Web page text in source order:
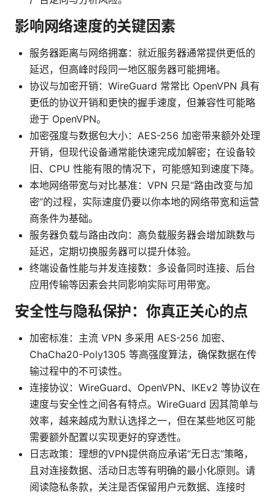
影响网络速度的关键因素
服务器距离与网络拥塞：就近服务器通常提供更低的
延迟，但高峰时段同一地区服务器可能拥堵。
协议与加密开销：WireGuard 常常比 OpenVPN 具有
更低的协议开销和更快的握手速度，但兼容性可能略
逊于 OpenVPN。
加密强度与数据包大小：AES-256 加密带来额外处理
开销，但现代设备通常能快速完成加解密；在设备较
旧、CPU 性能有限的情况下，可能感知到速度下降。
本地网络带宽与对比基准：VPN 只是“路由改变与加
密”的过程，实际速度仍要以你本地的网络带宽和运营
商条件为基础。
服务器负载与路由改向：高负载服务器会增加跳数与
延迟，定期切换服务器可以提升体验。
终端设备性能与并发连接数：多设备同时连接、后台
应用传输等因素会共同影响实际可用带宽。
安全性与隐私保护：你真正关心的点
加密标准：主流 VPN 多采用 AES-256 加密、
ChaCha20-Poly1305 等高强度算法，确保数据在传
输过程中的不可读性。
连接协议：WireGuard、OpenVPN、IKEv2 等协议在
速度与安全性之间各有特点。WireGuard 因其简单与
效率，越来越成为默认选择之一，但在某些地区可能
需要额外配置以实现更好的穿透性。
日志政策：理想的VPN提供商应承诺“无日志”策略，
且对连接数据、活动日志等有明确的最小化原则。请
阅读隐私条款，关注是否保留用户元数据、连接时